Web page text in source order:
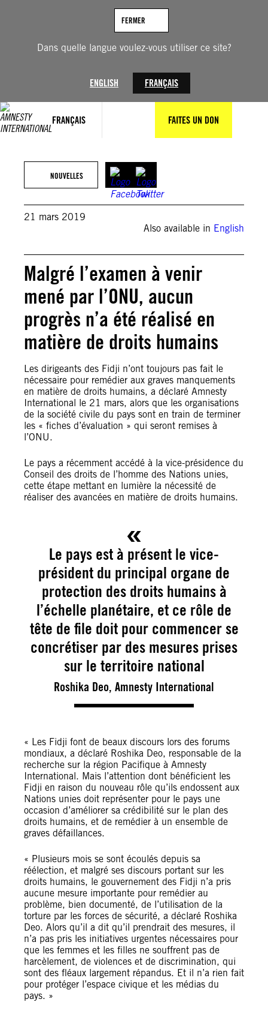
Dans quelle langue voulez-vous utiliser ce site?
ENGLISH FRANÇAIS
FERMER
FRANÇAIS FAITES UN DON
NOUVELLES
21 mars 2019
Also available in English
Malgré l’examen à venir
mené par l’ONU, aucun
progrès n’a été réalisé en
matière de droits humains
Les dirigeants des Fidji n’ont toujours pas fait le
nécessaire pour remédier aux graves manquements
en matière de droits humains, a déclaré Amnesty
International le 21 mars, alors que les organisations
de la société civile du pays sont en train de terminer
les « fiches d’évaluation » qui seront remises à
l’ONU.
Le pays a récemment accédé à la vice-présidence du
Conseil des droits de l’homme des Nations unies,
cette étape mettant en lumière la nécessité de
réaliser des avancées en matière de droits humains.
Le pays est à présent le vice-
président du principal organe de
protection des droits humains à
l’échelle planétaire, et ce rôle de
tête de file doit pour commencer se
concrétiser par des mesures prises
sur le territoire national
Roshika Deo, Amnesty International
« Les Fidji font de beaux discours lors des forums
mondiaux, a déclaré Roshika Deo, responsable de la
recherche sur la région Pacifique à Amnesty
International. Mais l’attention dont bénéficient les
Fidji en raison du nouveau rôle qu’ils endossent aux
Nations unies doit représenter pour le pays une
occasion d’améliorer sa crédibilité sur le plan des
droits humains, et de remédier à un ensemble de
graves défaillances.
« Plusieurs mois se sont écoulés depuis sa
réélection, et malgré ses discours portant sur les
droits humains, le gouvernement des Fidji n’a pris
aucune mesure importante pour remédier au
problème, bien documenté, de l’utilisation de la
torture par les forces de sécurité, a déclaré Roshika
Deo. Alors qu’il a dit qu’il prendrait des mesures, il
n’a pas pris les initiatives urgentes nécessaires pour
que les femmes et les filles ne souffrent pas de
harcèlement, de violences et de discrimination, qui
sont des fléaux largement répandus. Et il n’a rien fait
pour protéger l’espace civique et les médias du
pays. »